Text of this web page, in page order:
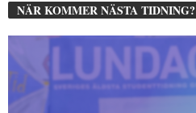
NÄR KOMMER NÄSTA TIDNING?